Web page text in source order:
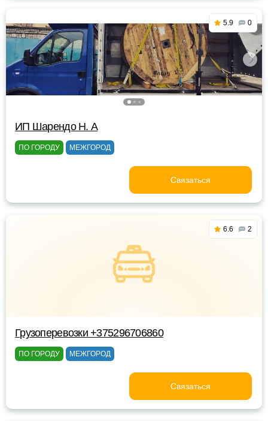
5.9 0
ИП Шарендо Н. А
ПО ГОРОДУ МЕЖГОРОД
Связаться
6.6 2
Грузоперевозки +375296706860
ПО ГОРОДУ МЕЖГОРОД
Связаться